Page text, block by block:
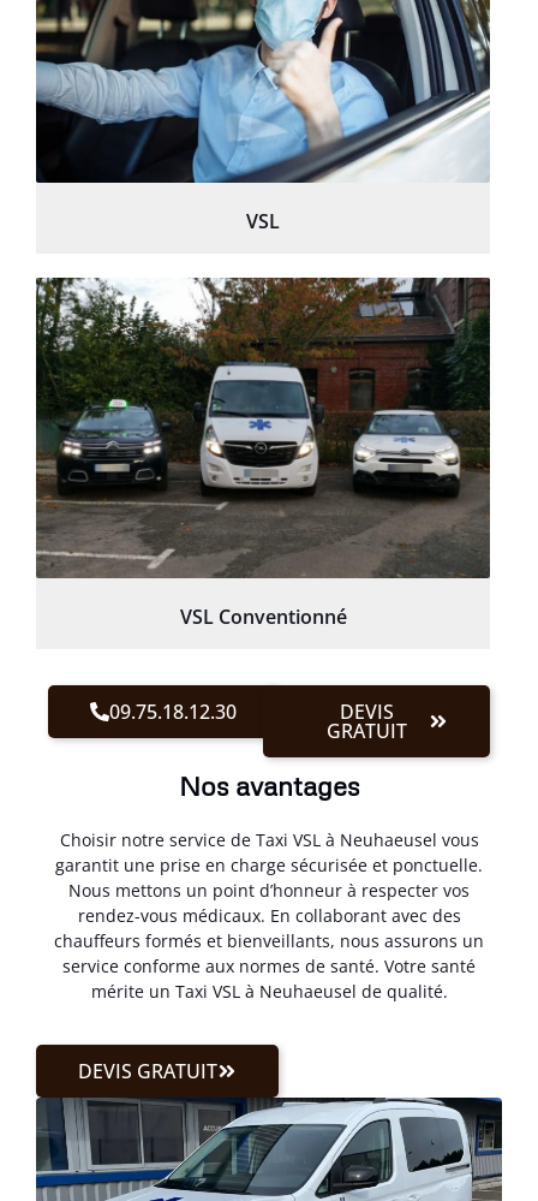
VSL
VSL Conventionné
09.75.18.12.30 DEVIS
GRATUIT
Nos avantages
Choisir notre service de Taxi VSL à Neuhaeusel vous
garantit une prise en charge sécurisée et ponctuelle.
Nous mettons un point d’honneur à respecter vos
rendez-vous médicaux. En collaborant avec des
chauffeurs formés et bienveillants, nous assurons un
service conforme aux normes de santé. Votre santé
mérite un Taxi VSL à Neuhaeusel de qualité.
DEVIS GRATUIT